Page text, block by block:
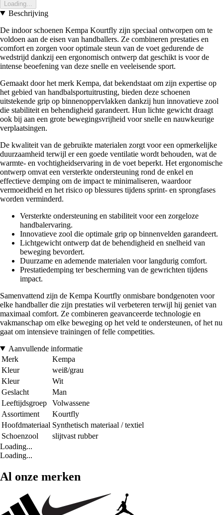
Loading...
Beschrijving
De indoor schoenen Kempa Kourtfly zijn speciaal ontworpen om te
voldoen aan de eisen van handballers. Ze combineren prestaties en
comfort en zorgen voor optimale steun van de voet gedurende de
wedstrijd dankzij een ergonomisch ontwerp dat geschikt is voor de
intense beoefening van deze snelle en veeleisende sport.
Gemaakt door het merk Kempa, dat bekendstaat om zijn expertise op
het gebied van handbalsportuitrusting, bieden deze schoenen
uitstekende grip op binnenoppervlakken dankzij hun innovatieve zool
die stabiliteit en behendigheid garandeert. Hun lichte gewicht draagt
ook bij aan een grote bewegingsvrijheid voor snelle en nauwkeurige
verplaatsingen.
De kwaliteit van de gebruikte materialen zorgt voor een opmerkelijke
duurzaamheid terwijl er een goede ventilatie wordt behouden, wat de
warmte- en vochtigheidservaring in de voet beperkt. Het ergonomische
ontwerp omvat een versterkte ondersteuning rond de enkel en
effectieve demping om de impact te minimaliseren, waardoor
vermoeidheid en het risico op blessures tijdens sprint- en sprongfases
worden verminderd.
Versterkte ondersteuning en stabiliteit voor een zorgeloze
handbalervaring.
Innovatieve zool die optimale grip op binnenvelden garandeert.
Lichtgewicht ontwerp dat de behendigheid en snelheid van
beweging bevordert.
Duurzame en ademende materialen voor langdurig comfort.
Prestatiedemping ter bescherming van de gewrichten tijdens
impact.
Samenvattend zijn de Kempa Kourtfly onmisbare bondgenoten voor
elke handballer die zijn prestaties wil verbeteren terwijl hij geniet van
maximaal comfort. Ze combineren geavanceerde technologie en
vakmanschap om elke beweging op het veld te ondersteunen, of het nu
gaat om intensieve trainingen of felle competities.
Aanvullende informatie
Merk
Kempa
Kleur
weiß/grau
Kleur
Wit
Geslacht
Man
Leeftijdsgroep
Volwassene
Assortiment
Kourtfly
Hoofdmateriaal Synthetisch materiaal / textiel
Schoenzool
slijtvast rubber
Loading...
Loading...
Al onze merken